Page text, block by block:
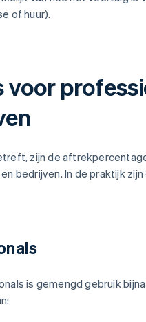
of huur).
voor
zijn de
bedrijven. In de praktijk
is gemengd gebruik